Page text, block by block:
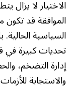
الاختيار لا
الموافقة قد
السياسية
تحديات كبيرة في
إدارة التضخم،
والاستجابة